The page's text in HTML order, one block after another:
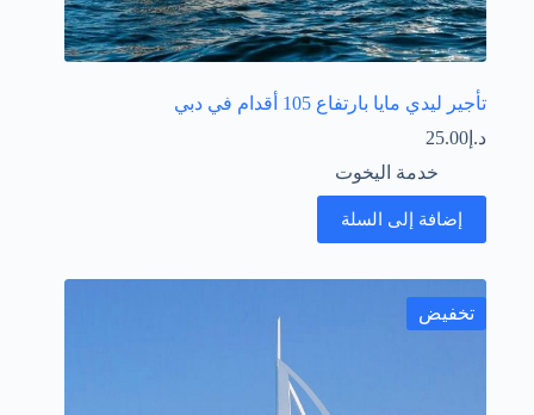
تأجير ليدي مايا بارتفاع 105 أقدام في دبي
د.إ 25.00
خدمة اليخوت
إضافة إلى السلة
تخفيض